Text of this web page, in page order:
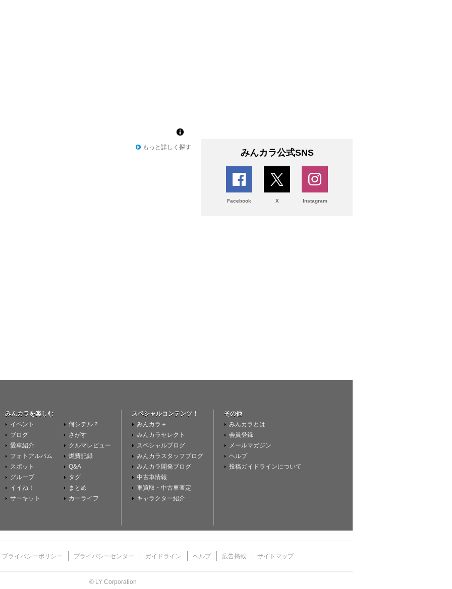
もっと詳しく探す
みんカラ公式SNS
Facebook X Instagram
みんカラを楽しむ
イベント
ブログ
愛車紹介
フォトアルバム
スポット
グループ
イイね！
サーキット
何シテル？
さがす
クルマレビュー
燃費記録
Q&A
タグ
まとめ
カーライフ
スペシャルコンテンツ！
みんカラ＋
みんカラセレクト
スペシャルブログ
みんカラスタッフブログ
みんカラ開発ブログ
中古車情報
車買取・中古車査定
キャラクター紹介
その他
みんカラとは
会員登録
メールマガジン
ヘルプ
投稿ガイドラインについて
プライバシーポリシー プライバシーセンター ガイドライン ヘルプ 広告掲載 サイトマップ
© LY Corporation